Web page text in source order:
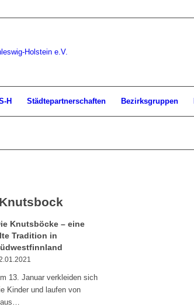
H Städtepartnerschaften Bezirksgruppen
Knutsbock
Knutsböcke – eine
Tradition in
13. Januar verkleiden sich
Kinder und laufen von